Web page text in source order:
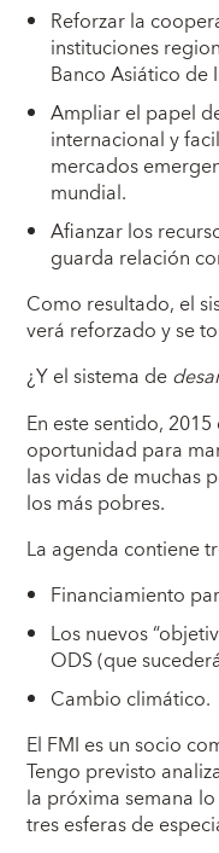
Reforzar la
instituciones
Banco Asiático de
Ampliar el papel
internacional y
mercados
mundial.
Afianzar los
guarda relación
Como resultado, el
verá reforzado y se
¿Y el sistema de
En este sentido,
oportunidad para
las vidas de muchas
los más pobres.
La agenda contiene
Financiamiento
Los nuevos
ODS (que
Cambio climático.
El FMI es un socio
Tengo previsto
la próxima semana
tres esferas de